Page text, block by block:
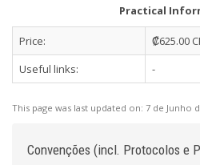
Practical
Price:
₡625.00
Useful links:
-
This page was last updated on: 7 de Junho
Convenções (incl. Protocolos e